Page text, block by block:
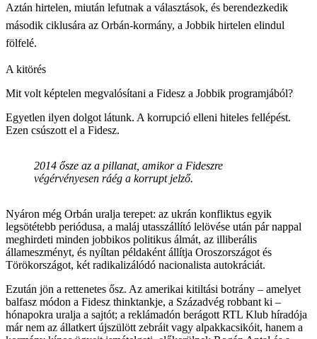
Aztán hirtelen, miután lefutnak a választások, és berendezkedik
második ciklusára az Orbán-kormány, a Jobbik hirtelen elindul
fölfelé.
A kitörés
Mit volt képtelen megvalósítani a Fidesz a Jobbik programjából?
Egyetlen ilyen dolgot látunk. A korrupció elleni hiteles fellépést.
Ezen csúszott el a Fidesz.
2014 ősze az a pillanat, amikor a Fideszre
végérvényesen ráég a korrupt jelző.
Nyáron még Orbán uralja terepet: az ukrán konfliktus egyik
legsötétebb periódusa, a maláj utasszállító lelövése után pár nappal
meghirdeti minden jobbikos politikus álmát, az illiberális
állameszményt, és nyíltan példaként állítja Oroszországot és
Törökországot, két radikalizálódó nacionalista autokráciát.
Ezután jön a rettenetes ősz. Az amerikai kitiltási botrány – amelyet
balfasz módon a Fidesz thinktankje, a Századvég robbant ki –
hónapokra uralja a sajtót; a reklámadón berágott RTL Klub híradója
már nem az állatkert újszülött zebráit vagy alpakkacsikóit, hanem a